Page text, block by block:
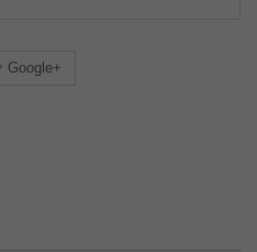
Google+